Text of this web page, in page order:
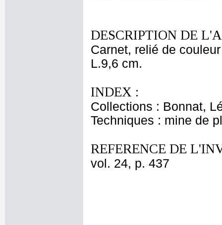
DESCRIPTION DE
Carnet, relié de
L.9,6 cm.
INDEX :
Collections : Bonnat,
Techniques : mine de
REFERENCE DE
vol. 24, p. 437